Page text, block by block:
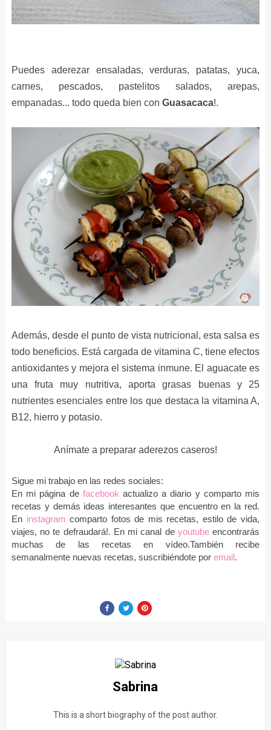
Puedes aderezar ensaladas, verduras, patatas, yuca,
carnes, pescados, pastelitos salados, arepas,
empanadas... todo queda bien con Guasacaca!.
Además, desde el punto de vista nutricional, esta salsa es
todo beneficios. Está cargada de vitamina C, tiene efectos
antioxidantes y mejora el sistema inmune. El aguacate es
una fruta muy nutritiva, aporta grasas buenas y 25
nutrientes esenciales entre los que destaca la vitamina A,
B12, hierro y potasio.
Anímate a preparar aderezos caseros!
Sigue mi trabajo en las redes sociales:
En mi página de facebook actualizo a diario y comparto mis
recetas y demás ideas interesantes que encuentro en la red.
En instagram comparto fotos de mis recetas, estilo de vida,
viajes, no te defraudará!. En mi canal de youtube encontrarás
muchas de las recetas en vídeo.También recibe
semanalmente nuevas recetas, suscribiéndote por email.
Sabrina
This is a short biography of the post author.